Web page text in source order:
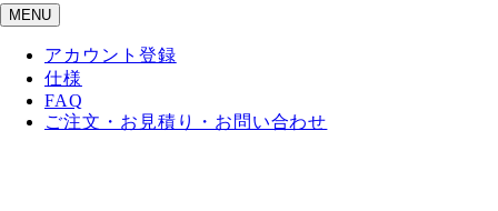
MENU
アカウント登録
仕様
FAQ
ご注文・お見積り・お問い合わせ